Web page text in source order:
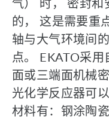
气） 时， 密封和
的， 这是需要重
轴与大气环境间
点。 EKATO采
面或三端面机械
光化学反应器可
材料有：钢涂陶